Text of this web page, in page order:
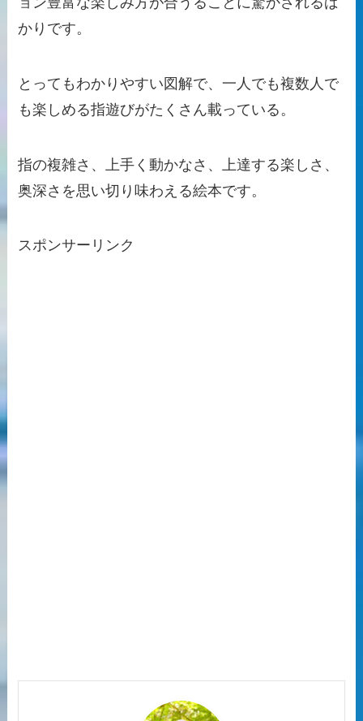
かりです。
とってもわかりやすい図解で、一人でも複数人で
も楽しめる指遊びがたくさん載っている。
指の複雑さ、上手く動かなさ、上達する楽しさ、
奥深さを思い切り味わえる絵本です。
スポンサーリンク